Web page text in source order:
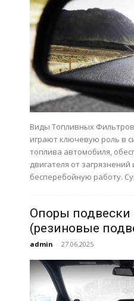
Виды Топливных
играют ключевую роль в
топлива автомобиля,
двигателя от
бесперебойную работу.
Опоры подвески
(резиновые
admin - 27.06.2025